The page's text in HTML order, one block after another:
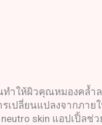
ำให้ผิวคุณหมองคล้
เปลี่ยนแปลงจากภ
skin แอปเปิ้ลช่